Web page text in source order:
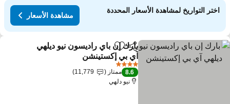
اختر التواريخ لمشاهدة الأسعار المحددة
مشاهدة الأسعار
مشاركةAdd to favorites
بارك إن باي راديسون نيو ديلهي
آي بي إكستينشن
8.6 ممتاز
11,779
نيو دلهي